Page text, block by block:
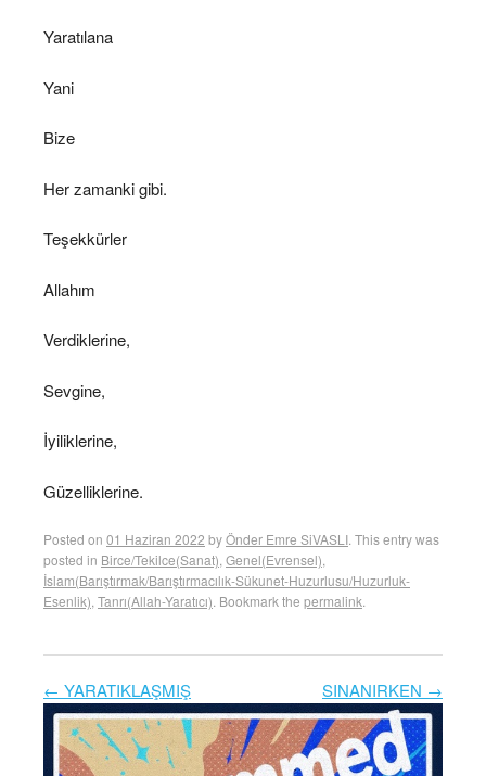
Yaratılana
Yani
Bize
Her zamanki gibi.
Teşekkürler
Allahım
Verdiklerine,
Sevgine,
İyiliklerine,
Güzelliklerine.
Posted on 01 Haziran 2022 byÖnder Emre SiVASLI . This entry was
posted in Birce/Tekilce(Sanat) Genel(Evrensel)
İslam(Barıştırmak/Barıştırmacılık-Sükunet-Huzurlusu/Huzurluk-
Esenlik) Tanrı(Allah-Yaratıcı) . Bookmark the permalink
Post navigation
← YARATIKLAŞMIŞ SINANIRKEN →